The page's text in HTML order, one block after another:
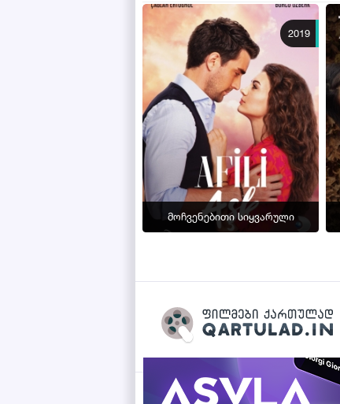
2019
მოჩვენებითი სიყვარული
Qartulad.in © 2026